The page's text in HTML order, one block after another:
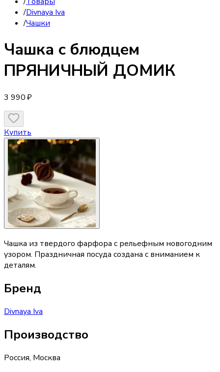
/Divnaya Iva
/Чашки
Чашка с блюдцем
ПРЯНИЧНЫЙ ДОМИК
3 990 ₽
Купить
Чашка из твердого фарфора с рельефным новогодним
узором. Праздничная посуда создана с вниманием к
деталям.
Бренд
Divnaya Iva
Производство
Россия, Москва